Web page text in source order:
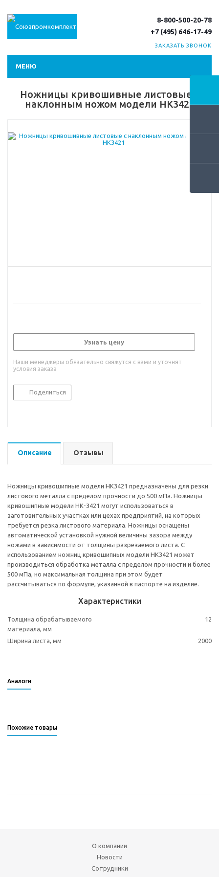
8-800-500-20-78
+7 (495) 646-17-49
ЗАКАЗАТЬ ЗВОНОК
МЕНЮ
Ножницы кривошивные листовые с
наклонным ножом модели НК3421
Узнать цену
Наши менеджеры обязательно свяжутся с вами и уточнят
условия заказа
Поделиться
Описание Отзывы
Ножницы кривошипные модели НК3421 предназначены для резки
листового металла с пределом прочности до 500 мПа. Ножницы
кривошипные модели НК-3421 могут использоваться в
заготовительных участках или цехах предприятий, на которых
требуется резка листового материала. Ножницы оснащены
автоматической установкой нужной величины зазора между
ножами в зависимости от толщины разрезаемого листа. С
использованием ножниц кривошипных модели НК3421 может
производиться обработка металла с пределом прочности и более
500 мПа, но максимальная толщина при этом будет
рассчитываться по формуле, указанной в паспорте на изделие.
Характеристики
Толщина обрабатываемого
материала, мм
12
Ширина листа, мм 2000
Аналоги
Похожие товары
О компании
Новости
Сотрудники